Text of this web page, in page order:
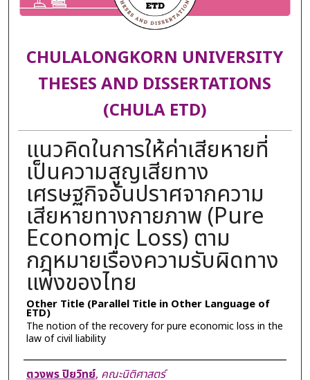
CHULALONGKORN UNIVERSITY
THESES AND DISSERTATIONS
(CHULA ETD)
แนวคิดในการให้ค่าเสียหายที่
เป็นความสูญเสียทาง
เศรษฐกิจอันปราศจากความ
เสียหายทางกายภาพ (Pure
Economic Loss) ตาม
กฎหมายเรื่องความรับผิดทาง
แพ่งของไทย
Other Title (Parallel Title in Other Language of
ETD)
The notion of the recovery for pure economic loss in the
law of civil liability
Author
ตวงพร ปิยวิทย์, คณะนิติศาสตร์